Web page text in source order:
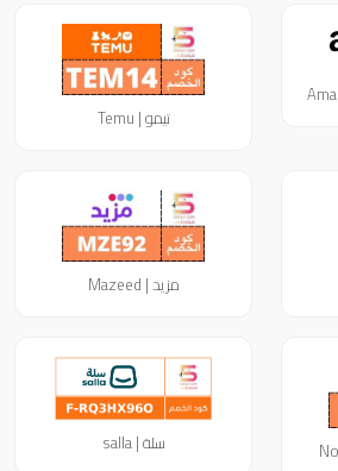
تيمو | Temu
مزيد | Mazeed
سلة | salla